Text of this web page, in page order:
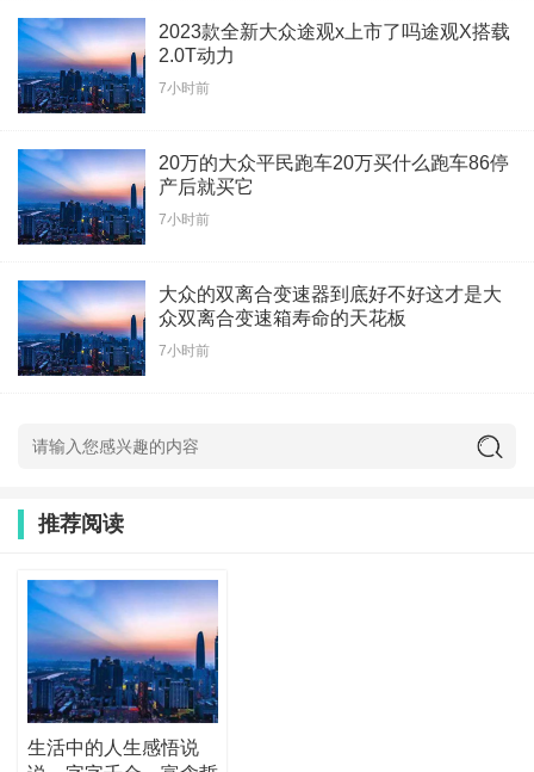
2023款全新大众途观x上市了吗途观X搭载
2.0T动力
7小时前
20万的大众平民跑车20万买什么跑车86停
产后就买它
7小时前
大众的双离合变速器到底好不好这才是大
众双离合变速箱寿命的天花板
7小时前
推荐阅读
生活中的人生感悟说